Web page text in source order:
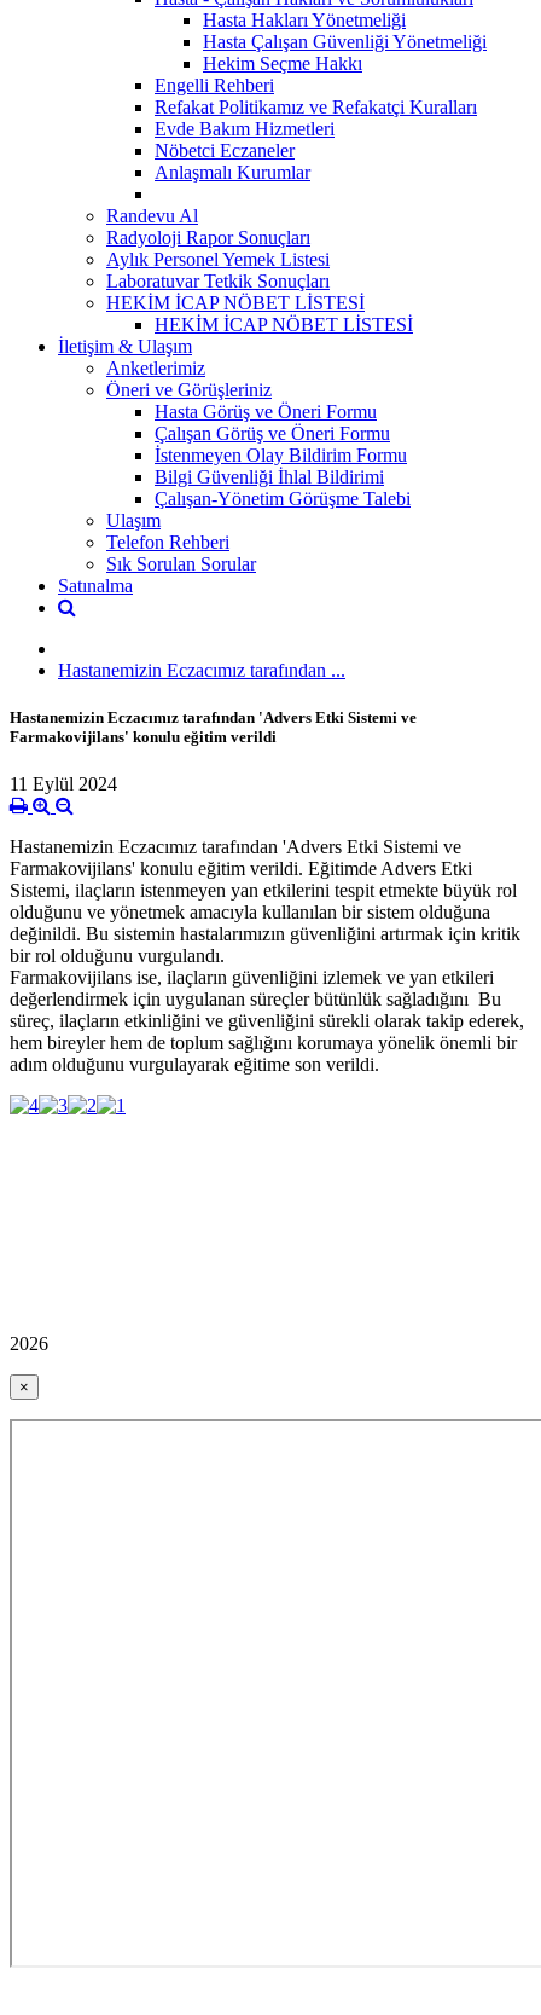
Hasta Hakları Yönetmeliği
Hasta Çalışan Güvenliği Yönetmeliği
Hekim Seçme Hakkı
Engelli Rehberi
Refakat Politikamız ve Refakatçi Kuralları
Evde Bakım Hizmetleri
Nöbetci Eczaneler
Anlaşmalı Kurumlar
Randevu Al
Radyoloji Rapor Sonuçları
Aylık Personel Yemek Listesi
Laboratuvar Tetkik Sonuçları
HEKİM İCAP NÖBET LİSTESİ
HEKİM İCAP NÖBET LİSTESİ
İletişim & Ulaşım
Anketlerimiz
Öneri ve Görüşleriniz
Hasta Görüş ve Öneri Formu
Çalışan Görüş ve Öneri Formu
İstenmeyen Olay Bildirim Formu
Bilgi Güvenliği İhlal Bildirimi
Çalışan-Yönetim Görüşme Talebi
Ulaşım
Telefon Rehberi
Sık Sorulan Sorular
Satınalma
Hastanemizin Eczacımız tarafından ...
Hastanemizin Eczacımız tarafından 'Advers Etki Sistemi ve
Farmakovijilans' konulu eğitim verildi
11 Eylül 2024
Hastanemizin Eczacımız tarafından 'Advers Etki Sistemi ve
Farmakovijilans' konulu eğitim verildi. Eğitimde Advers Etki
Sistemi, ilaçların istenmeyen yan etkilerini tespit etmekte büyük rol
olduğunu ve yönetmek amacıyla kullanılan bir sistem olduğuna
değinildi. Bu sistemin hastalarımızın güvenliğini artırmak için kritik
bir rol olduğunu vurgulandı.
Farmakovijilans ise, ilaçların güvenliğini izlemek ve yan etkileri
değerlendirmek için uygulanan süreçler bütünlük sağladığını Bu
süreç, ilaçların etkinliğini ve güvenliğini sürekli olarak takip ederek,
hem bireyler hem de toplum sağlığını korumaya yönelik önemli bir
adım olduğunu vurgulayarak eğitime son verildi.
2026
×